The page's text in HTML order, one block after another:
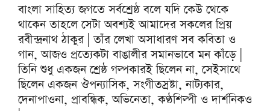
বাংলা সাহিত্য জগতে সর্বশ্রেষ্ঠ বলে যদি কেউ থেকে
থাকেন তাহলে সেটা অবশ্যই আমাদের সকলের প্রিয়
রবীন্দ্রনাথ ঠাকুর | তাঁর লেখা অসাধারণ সব কবিতা ও
গান, আজও প্রত্যেকটা বাঙালীর সমানভাবে মন কাঁড়ে |
তিনি শুধু একজন শ্রেষ্ঠ গল্পকারই ছিলেন না, সেইসাথে
ছিলেন একজন ঔপন্যাসিক, সংগীতস্রষ্টা, নাট্যকার,
দেনাপাওনা, প্রাবন্ধিক, অভিনেতা, কণ্ঠশিল্পী ও দার্শনিকও